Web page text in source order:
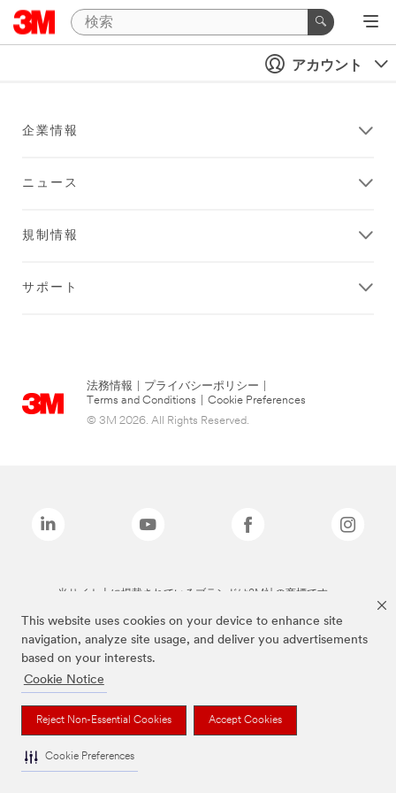
This website uses cookies on your device to enhance site
navigation, analyze site usage, and deliver you advertisements
based on your interests.
Cookie Notice
Reject Non-Essential Cookies Accept Cookies
Cookie Preferences
アカウント
企業情報
ニュース
規制情報
サポート
法務情報 プライバシーポリシー
Terms and Conditions
Cookie Preferences
© 3M 2026. All Rights Reserved.
当サイト上に掲載されているブランドは3M社の商標です。